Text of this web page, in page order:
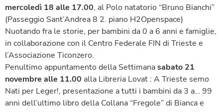
mercoledì 18 alle 17.00, al Polo natatorio “Bruno Bianchi”
(Passeggio Sant’Andrea 8 2. piano H2Openspace)
Nuotando fra le storie, per bambini da 0 a 6 anni e famiglie,
in collaborazione con il Centro Federale FIN di Trieste e
l’Associazione Ticonzero.
Penultimo appuntamento della Settimanasabato 21
novembre alle 11.00 alla Libreria Lovat : A Trieste semo
Nati per Leger!, presentazione a tutti i bambini da 3 a… 99
anni dell’ultimo libro della Collana “Fregole” di Bianca e